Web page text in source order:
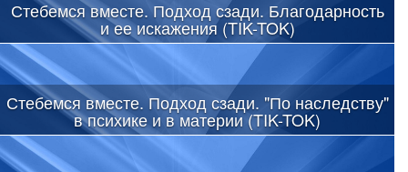
Стебемся вместе. Подход сзади. Благодарность
и ее искажения (TIK-TOK)
Стебемся вместе. Подход сзади. "По наследству"
в психике и в материи (TIK-TOK)